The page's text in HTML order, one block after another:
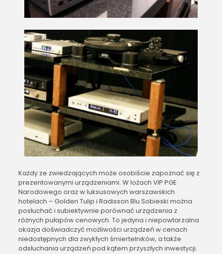
Każdy ze zwiedzających może osobiście zapoznać się z
prezentowanymi urządzeniami. W lożach VIP PGE
Narodowego oraz w luksusowych warszawskich
hotelach – Golden Tulip i Radisson Blu Sobieski można
posłuchać i subiektywnie porównać urządzenia z
różnych pułapów cenowych. To jedyna i niepowtarzalna
okazja doświadczyć możliwości urządzeń w cenach
niedostępnych dla zwykłych śmiertelników, a także
odsłuchania urządzeń pod kątem przyszłych inwestycji.